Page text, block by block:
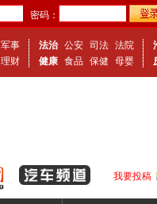
密码：
军事
理财
法治 公安 司法 法院
健康 食品 保健 母婴
我要投稿